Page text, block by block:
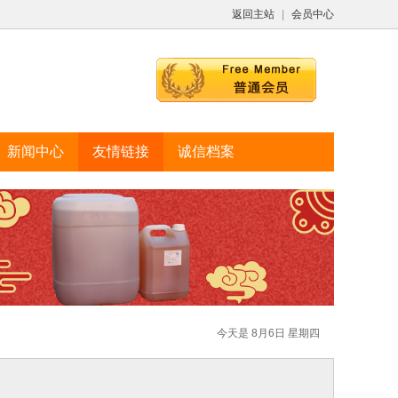
返回主站 会员中心
新闻中心 友情链接 诚信档案
今天是 8月6日 星期四